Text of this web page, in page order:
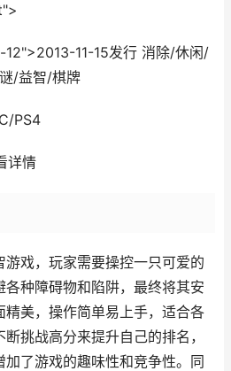
11-15发行 消除/休闲/
/益智/棋牌
PS4
详情
戏，玩家需要操控一只可爱的
种障碍物和陷阱，最终将其安
美，操作简单易上手，适合各
挑战高分来提升自己的排名，
了游戏的趣味性和竞争性。同